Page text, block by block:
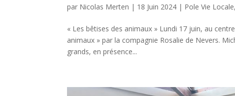
par Nicolas Merten | 18 Juin 2024 | Pole Vie Locale
« Les bêtises des animaux » Lundi 17 juin, au
animaux » par la compagnie Rosalie de Nevers.
grands, en présence...